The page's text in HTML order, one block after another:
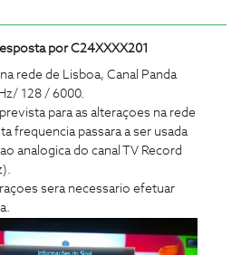
porC24XXXX201
rede de Lisboa, Canal Panda
128 / 6000.
para as alteraçoes na rede
frequencia passara a ser usada
analogica do canal TV Record
sera necessario efetuar